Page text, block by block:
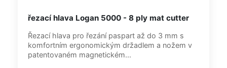
řezací hlava Logan 5000 - 8 ply mat cutter
Řezací hlava pro řezání paspart až do 3 mm s
komfortním ergonomickým držadlem a nožem v
patentovaném magnetickém...